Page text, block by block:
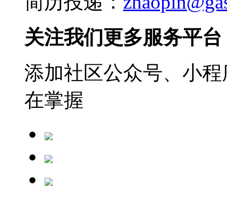
关注我们更多服务平台
添加社区公众号、小
在掌握